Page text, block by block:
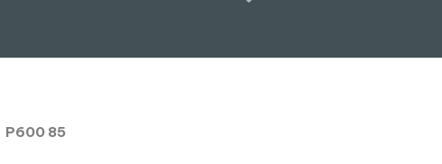
P600 85